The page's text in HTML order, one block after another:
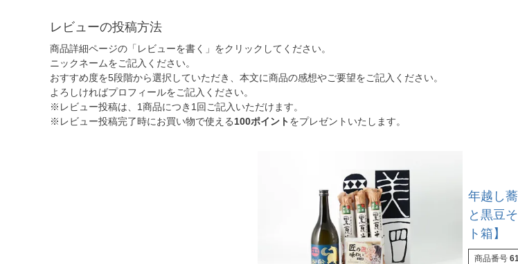
レビューの投稿方法
商品詳細ページの「レビューを書く」をクリックしてください。
ニックネームをご記入ください。
おすすめ度を5段階から選択していただき、本文に商品の感想やご要望をご記入ください。
よろしければプロフィールをご記入ください。
※レビュー投稿は、1商品につき1回ご記入いただけます。
※レビュー投稿完了時にお買い物で使える100ポイントをプレゼントいたします。
年越し
と黒豆
ト箱】
商品番号